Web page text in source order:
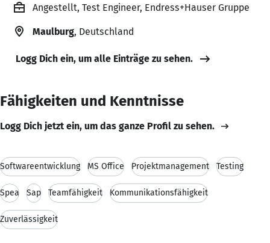
Angestellt, Test Engineer, Endress+Hauser Gruppe
Maulburg, Deutschland
Logg Dich ein, um alle Einträge zu sehen.
Fähigkeiten und Kenntnisse
Logg Dich jetzt ein, um das ganze Profil zu sehen.
Softwareentwicklung MS Office Projektmanagement Testing
Spea Sap Teamfähigkeit Kommunikationsfähigkeit
Zuverlässigkeit